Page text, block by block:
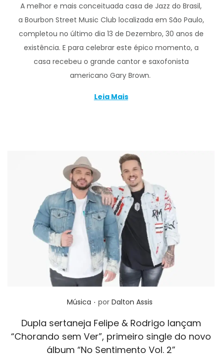
A melhor e mais conceituada casa de Jazz do Brasil,
a Bourbon Street Music Club localizada em São Paulo,
completou no último dia 13 de Dezembro, 30 anos de
existência. E para celebrar este épico momento, a
casa recebeu o grande cantor e saxofonista
americano Gary Brown.
Leia Mais
Posted in
Música . por Dalton Assis
Dupla sertaneja Felipe & Rodrigo lançam
“Chorando sem Ver”, primeiro single do novo
álbum “No Sentimento Vol. 2”